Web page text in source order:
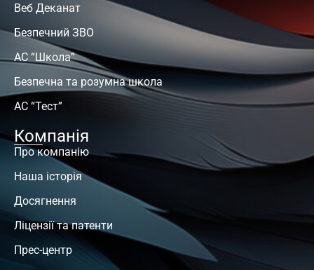
Веб Деканат
Безпечний ЗВО
АС “Школа”
Безпечна та розумна школа
АС “Тест”
Компанія
Про компанію
Наша історія
Досягнення
Ліцензії та патенти
Прес-центр